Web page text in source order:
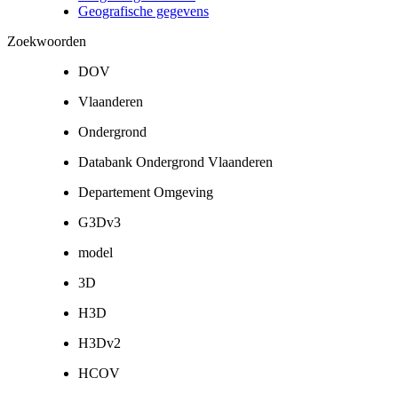
Geografische gegevens
Zoekwoorden
DOV
Vlaanderen
Ondergrond
Databank Ondergrond Vlaanderen
Departement Omgeving
G3Dv3
model
3D
H3D
H3Dv2
HCOV